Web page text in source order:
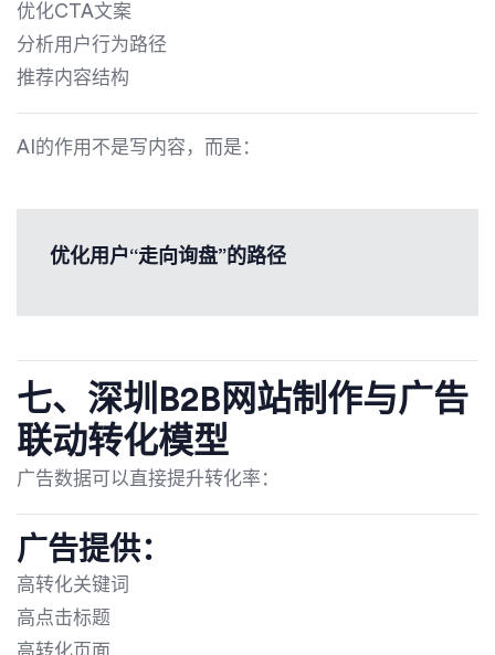
优化CTA文案
分析用户行为路径
推荐内容结构
AI的作用不是写内容，而是：
优化用户“走向询盘”的路径
七、 深圳B2B网站制作与广告
联动转化模型
广告数据可以直接提升转化率：
广告提供：
高转化关键词
高点击标题
高转化页面